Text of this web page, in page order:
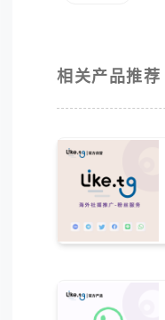
相关产品推荐